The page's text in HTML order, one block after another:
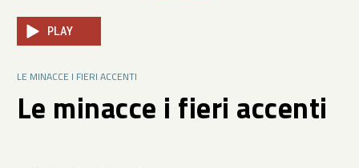
PLAY
LE MINACCE I FIERI ACCENTI
Le minacce i fieri accenti